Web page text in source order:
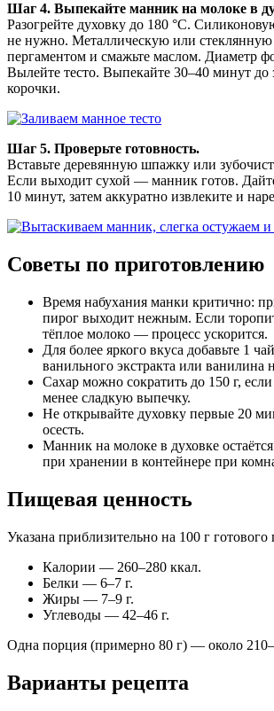
Шаг 4. Выпекайте манник на молоке в
Разогрейте духовку до 180 °C.
не нужно. Металлическую или стеклянную
пергаментом и смажьте маслом. Диаметр
Вылейте тесто. Выпекайте 30–40 минут до
корочки.
Шаг 5. Проверьте готовность.
Вставьте деревянную шпажку или
Если выходит сухой — манник готов.
10 минут, затем аккуратно извлеките и
Советы по приготовлению
Время набухания манки критично:
пирог выходит нежным. Если
тёплое молоко — процесс ускорится.
Для более яркого вкуса добавьте 1
ванильного экстракта или ванилина
Сахар можно сократить до 150 г,
менее сладкую выпечку.
Не открывайте духовку первые 20
осесть.
Манник на молоке в духовке
при хранении в контейнере при
Пищевая ценность
Указана приблизительно на 100 г готового
Калории — 260–280 ккал.
Белки — 6–7 г.
Жиры — 7–9 г.
Углеводы — 42–46 г.
Одна порция (примерно 80 г) — около
Варианты рецепта